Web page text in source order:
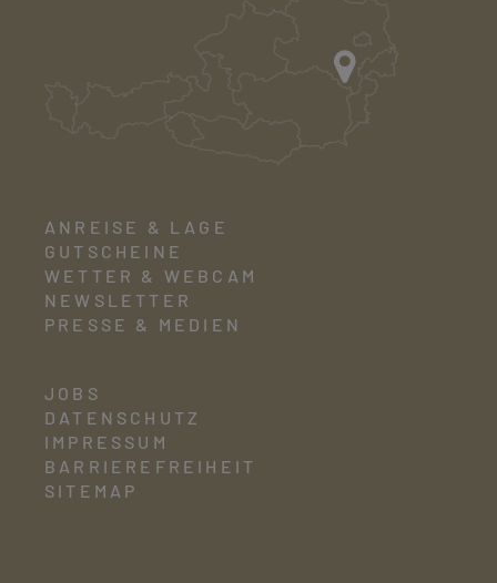
ANREISE & LAGE
GUTSCHEINE
WETTER & WEBCAM
NEWSLETTER
PRESSE & MEDIEN
JOBS
DATENSCHUTZ
IMPRESSUM
BARRIEREFREIHEIT
SITEMAP